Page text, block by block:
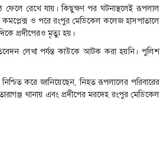
ফেলে রেখে যায়। কিছুক্ষণ পর ঘটনাস্থলেই রূপলাল
কমপ্লেক্স ও পরে রংপুর মেডিকেল কলেজ হাসপাতালে
প্রদীপেরও মৃত্যু হয়।
লেখা পর্যন্ত কাউকে আটক করা হয়নি। পুলিশ
করে জানিয়েছেন, নিহত রূপলালের পরিবারের
থানায় এবং প্রদীপের মরদেহ রংপুর মেডিকেল